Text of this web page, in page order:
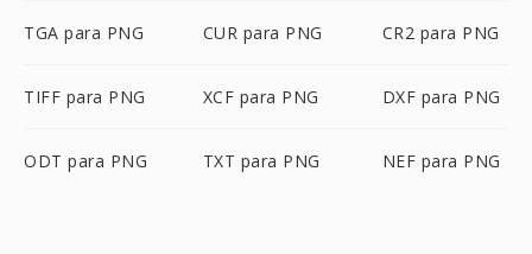
TGA para PNG CUR para PNG CR2 para PNG
TIFF para PNG XCF para PNG DXF para PNG
ODT para PNG TXT para PNG NEF para PNG